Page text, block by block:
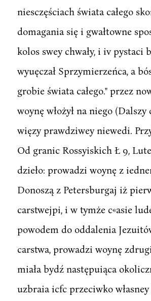
niesczęściach świata całego
domagania się i gwałtowne
kolos swey chwały, i iv pystaci
wyuęczał Sprzymierzeńca, a
grobie świata całego." przez
woynę włożył na niego (Dalszy
więzy prawdziwey niewedi.
Od granic Rossyiskich Ł 9,
dzieło: prowadzi woynę z
Donoszą z Petersburgaj iż
carstwejpi, i w tymże c«asie
powodem do oddalenia
carstwa, prowadzi woynę
miała bydź następuiąca
uzbraia icfc przeciwko